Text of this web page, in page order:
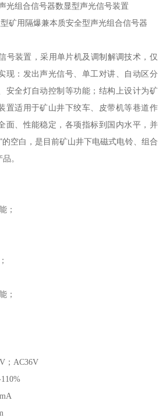
光组合信号器数显型声光信号装置
矿用隔爆兼本质安全型声光组合信号器
号装置，采用单片机及调制解调技术，仅
现：发出声光信号、单工对讲、自动区分
安全灯自动控制等功能；结构上设计为矿
置适用于矿山井下绞车、皮带机等巷道作
面、性能稳定，各项指标到国内水平，并
空白，是目前矿山井下电磁式电铃、组合
。
；
；
AC36V